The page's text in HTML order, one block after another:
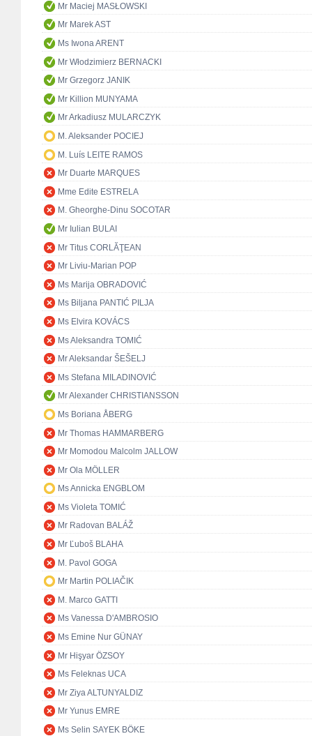
Mr Maciej MASŁOWSKI
Mr Marek AST
Ms Iwona ARENT
Mr Włodzimierz BERNACKI
Mr Grzegorz JANIK
Mr Killion MUNYAMA
Mr Arkadiusz MULARCZYK
M. Aleksander POCIEJ
M. Luís LEITE RAMOS
Mr Duarte MARQUES
Mme Edite ESTRELA
M. Gheorghe-Dinu SOCOTAR
Mr Iulian BULAI
Mr Titus CORLĂŢEAN
Mr Liviu-Marian POP
Ms Marija OBRADOVIĆ
Ms Biljana PANTIĆ PILJA
Ms Elvira KOVÁCS
Ms Aleksandra TOMIĆ
Mr Aleksandar ŠEŠELJ
Ms Stefana MILADINOVIĆ
Mr Alexander CHRISTIANSSON
Ms Boriana ÅBERG
Mr Thomas HAMMARBERG
Mr Momodou Malcolm JALLOW
Mr Ola MÖLLER
Ms Annicka ENGBLOM
Ms Violeta TOMIĆ
Mr Radovan BALÁŽ
Mr Ľuboš BLAHA
M. Pavol GOGA
Mr Martin POLIAČIK
M. Marco GATTI
Ms Vanessa D'AMBROSIO
Ms Emine Nur GÜNAY
Mr Hişyar ÖZSOY
Ms Feleknas UCA
Mr Ziya ALTUNYALDIZ
Mr Yunus EMRE
Ms Selin SAYEK BÖKE